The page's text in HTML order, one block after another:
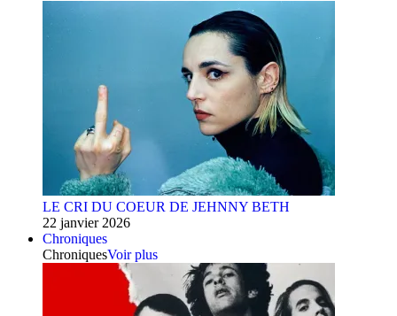
LE CRI DU COEUR DE JEHNNY BETH
22 janvier 2026
Chroniques
ChroniquesVoir plus